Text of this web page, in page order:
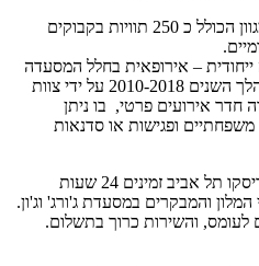
המסעדה מציגה תפריט יין עשיר ומגוון הכולל כ 250 תוויות בקבוקים
ייחודית – אירופאית בחלל המסעדה
ההיסטורי, אשר שומר בקפידה במהלך השנים 2010-2018 על ידי צוות
אירועים פרטי, בו ניתן
ופגישות או סדנאות
שירותי החניית הרכבים של מלון דריסקו תל אביב זמינים 24 שעות
המלון והמבקרים במסעדת ג'ורג' וג'ון.
והשירות כרוך בתשלום.